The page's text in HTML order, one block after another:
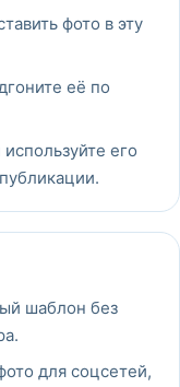
фото в эту
её по
его
шаблон без
для соцсетей,